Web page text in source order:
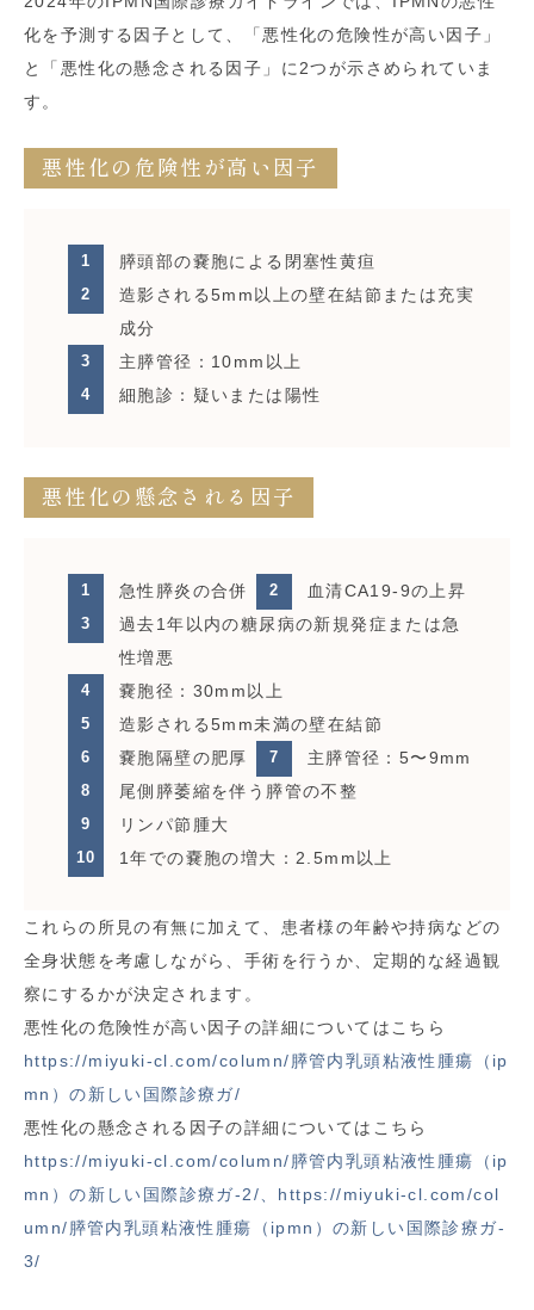
化を予測する因子として、「悪性化の危険性が高い因子」
と「悪性化の懸念される因子」に2つが示さめられていま
す。
悪性化の危険性が高い因子
膵頭部の嚢胞による閉塞性黄疸
造影される5mm以上の壁在結節または充実
成分
主膵管径：10mm以上
細胞診：疑いまたは陽性
悪性化の懸念される因子
急性膵炎の合併
血清CA19-9の上昇
過去1年以内の糖尿病の新規発症または急
性増悪
嚢胞径：30mm以上
造影される5mm未満の壁在結節
嚢胞隔壁の肥厚
主膵管径：5〜9mm
尾側膵萎縮を伴う膵管の不整
リンパ節腫大
1年での嚢胞の増大：2.5mm以上
これらの所見の有無に加えて、患者様の年齢や持病などの
全身状態を考慮しながら、手術を行うか、定期的な経過観
察にするかが決定されます。
悪性化の危険性が高い因子の詳細についてはこちら
https://miyuki-cl.com/column/膵管内乳頭粘液性腫瘍（ip
mn）の新しい国際診療ガ/
悪性化の懸念される因子の詳細についてはこちら
https://miyuki-cl.com/column/膵管内乳頭粘液性腫瘍（ip
mn）の新しい国際診療ガ-2/、 https://miyuki-cl.com/col
umn/膵管内乳頭粘液性腫瘍（ipmn）の新しい国際診療ガ-
3/